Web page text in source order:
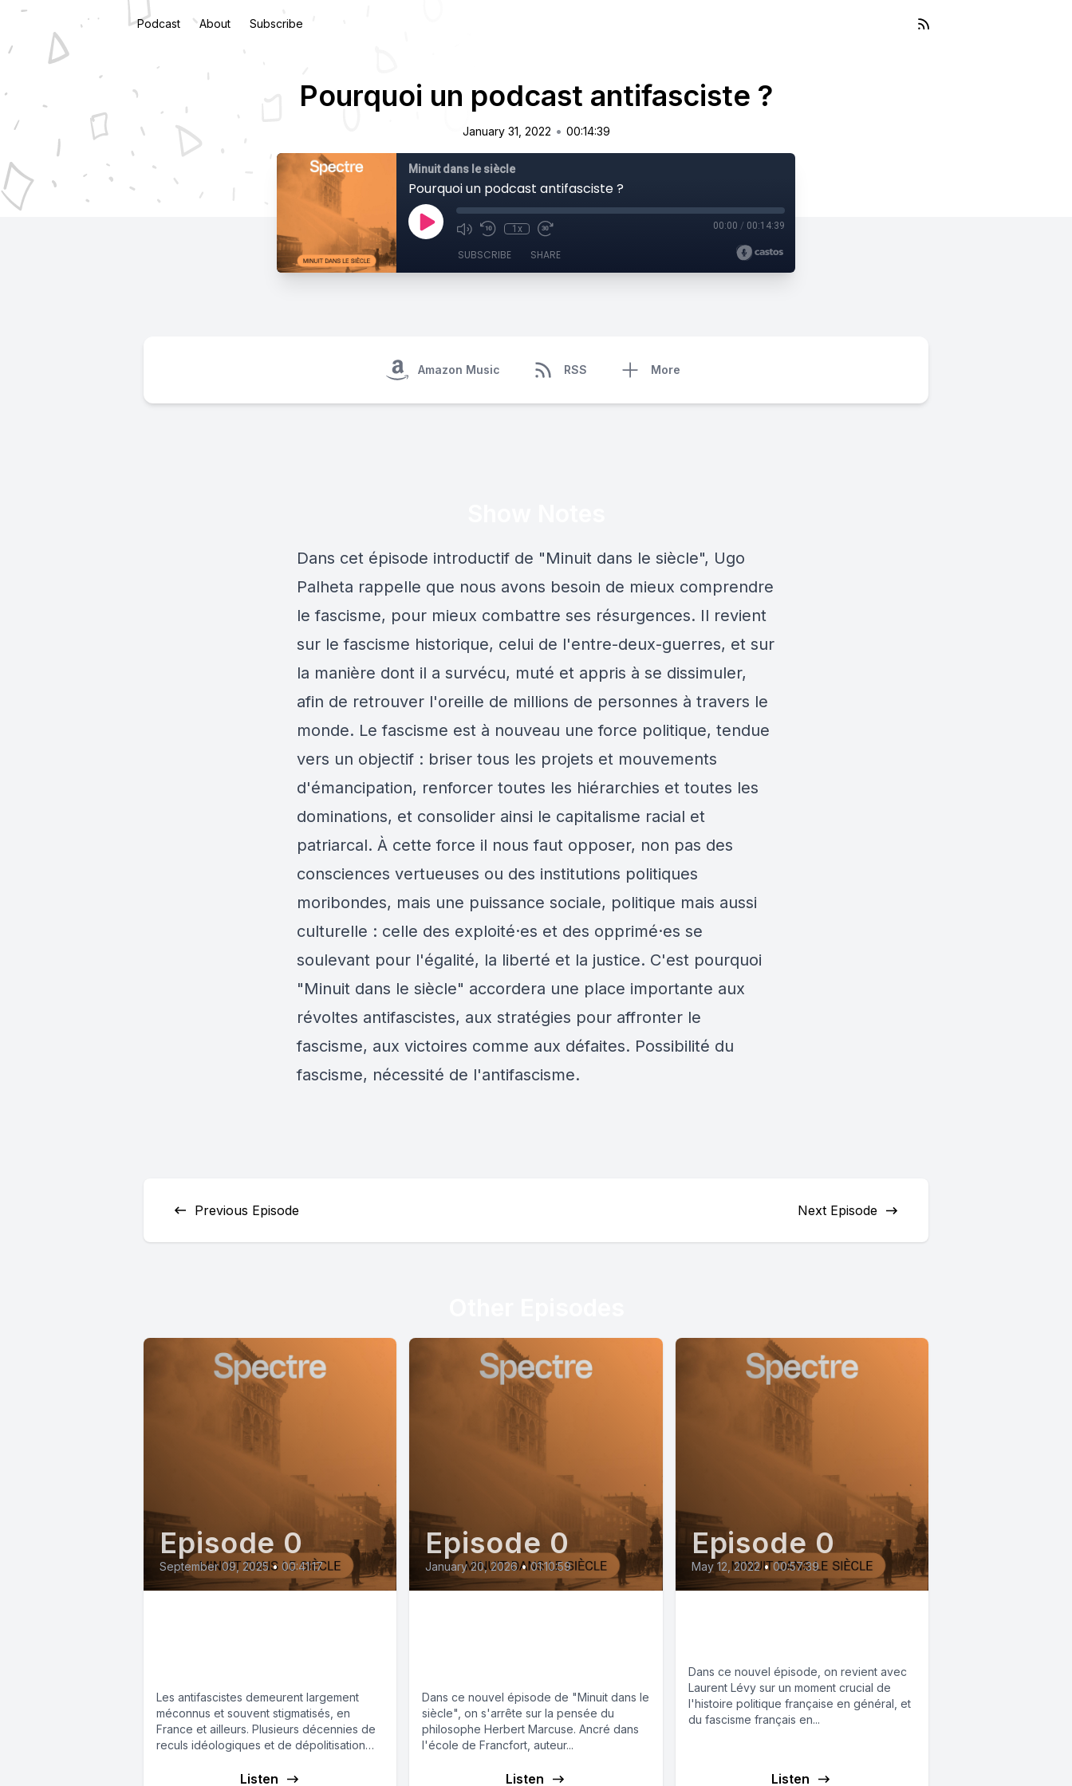
Podcast About Subscribe
Pourquoi un podcast antifasciste ?
January 31, 2022 • 00:14:39
Minuit dans le siècle
Pourquoi un podcast antifasciste ?
1x 00:00 / 00:14:39
SUBSCRIBE SHARE
Amazon Music RSS More
Dans cet épisode introductif de "Minuit dans le siècle", Ugo
Palheta rappelle que nous avons besoin de mieux comprendre
le fascisme, pour mieux combattre ses résurgences. Il revient
sur le fascisme historique, celui de l'entre-deux-guerres, et sur
la manière dont il a survécu, muté et appris à se dissimuler,
afin de retrouver l'oreille de millions de personnes à travers le
monde. Le fascisme est à nouveau une force politique, tendue
vers un objectif : briser tous les projets et mouvements
d'émancipation, renforcer toutes les hiérarchies et toutes les
dominations, et consolider ainsi le capitalisme racial et
patriarcal. À cette force il nous faut opposer, non pas des
consciences vertueuses ou des institutions politiques
moribondes, mais une puissance sociale, politique mais aussi
culturelle : celle des exploité·es et des opprimé·es se
soulevant pour l'égalité, la liberté et la justice. C'est pourquoi
"Minuit dans le siècle" accordera une place importante aux
révoltes antifascistes, aux stratégies pour affronter le
fascisme, aux victoires comme aux défaites. Possibilité du
fascisme, nécessité de l'antifascisme.
Previous Episode Next Episode
Episode 0
September 09, 2025 • 00:41:17
Les antifascistes demeurent largement
méconnus et souvent stigmatisés, en
France et ailleurs. Plusieurs décennies de
reculs idéologiques et de dépolitisation
Listen
Episode 0
January 20, 2026 • 01:10:59
Dans ce nouvel épisode de "Minuit dans le
siècle", on s'arrête sur la pensée du
philosophe Herbert Marcuse. Ancré dans
l'école de Francfort, auteur...
Listen
Episode 0
May 12, 2022 • 00:57:39
Dans ce nouvel épisode, on revient avec
Laurent Lévy sur un moment crucial de
l'histoire politique française en général, et
du fascisme français en...
Listen